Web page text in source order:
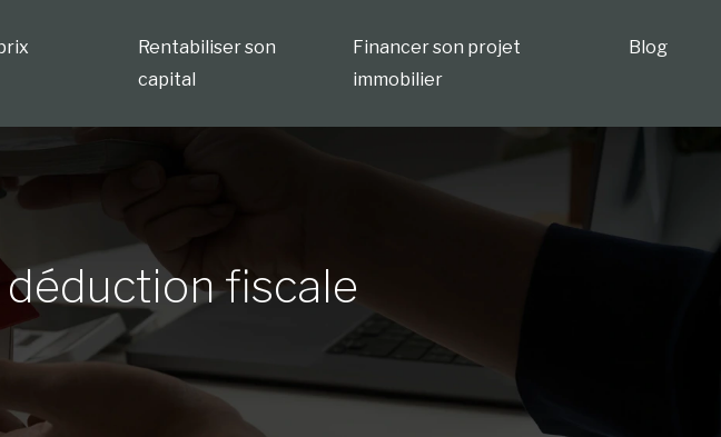
Rentabiliser son
capital
Financer son projet
immobilier
Blog
fiscale